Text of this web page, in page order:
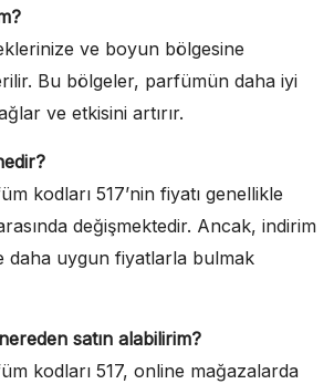
ve boyun bölgesine
Bu bölgeler, parfümün daha iyi
ve etkisini artırır.
kodları 517’nin fiyatı genellikle
değişmektedir. Ancak, indirim
daha uygun fiyatlarla bulmak
satın alabilirim?
kodları 517, online mağazalarda